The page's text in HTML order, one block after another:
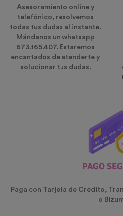
Asesoramiento online y
telefónico, resolvemos
todas tus dudas al instante.
Mándanos un whatsapp
673.165.407. Estaremos
encantados de atenderte y
solucionar tus dudas.
PAGO
Paga con Tarjeta de Crédito,
o